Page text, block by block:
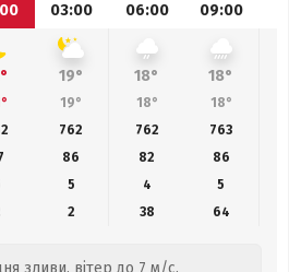
03:00 06:00 09:00
19° 18° 18°
19° 18° 18°
762 762 763
86 82 86
5 4
5
2 38 64
зливи, вітер до 7 м/с.